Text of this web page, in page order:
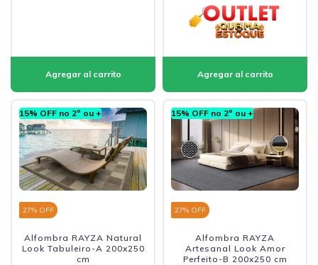
15% OFF no 2º ou +
27% OFF
Alfombra RAYZA Natural
Look Tabuleiro-A 200x250
cm
15% OFF no 2º ou +
27% OFF
Alfombra RAYZA
Artesanal Look Amor
Perfeito-B 200x250 cm